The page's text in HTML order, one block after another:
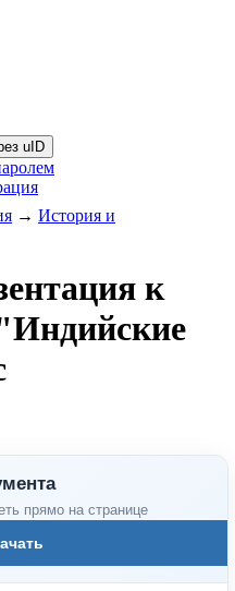
uID
→ История и
к
прямо на странице